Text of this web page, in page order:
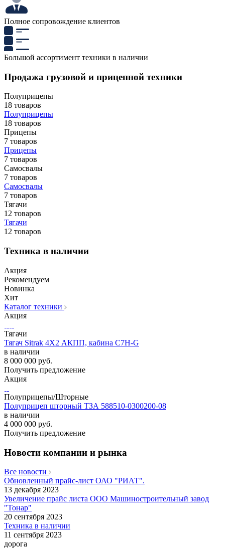
Полное сопровождение клиентов
Большой ассортимент техники в наличии
Продажа грузовой и прицепной техники
Полуприцепы
18 товаров
Полуприцепы
18 товаров
Прицепы
7 товаров
Прицепы
7 товаров
Самосвалы
7 товаров
Самосвалы
7 товаров
Тягачи
12 товаров
Тягачи
12 товаров
Техника в наличии
Акция
Рекомендуем
Новинка
Хит
Каталог техники
Акция
Тягачи
Тягач Sitrak 4X2 АКПП, кабина C7H-G
в наличии
8 000 000 руб.
Получить предложение
Акция
Полуприцепы/Шторные
Полуприцеп шторный ТЗА 588510-0300200-08
в наличии
4 000 000 руб.
Получить предложение
Новости компании и рынка
Все новости
Обновленный прайс-лист ОАО "РИАТ".
13 декабря 2023
Увеличение прайс листа ООО Машиностроительный завод
"Тонар"
20 сентября 2023
Техника в наличии
11 сентября 2023
дорога